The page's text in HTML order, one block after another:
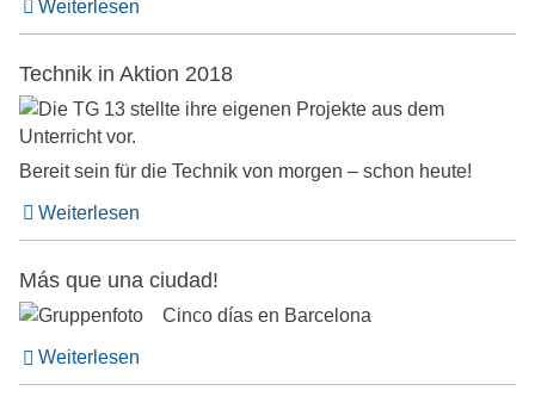
Weiterlesen
Technik in Aktion 2018
Bereit sein für die Technik von morgen – schon heute!
Weiterlesen
Más que una ciudad!
Cinco días en Barcelona
Weiterlesen